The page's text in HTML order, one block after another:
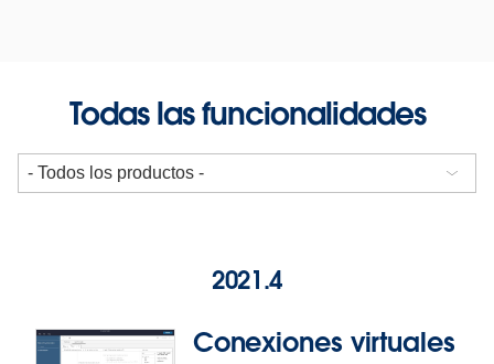
Todas las funcionalidades
2021.4
Conexiones virtuales